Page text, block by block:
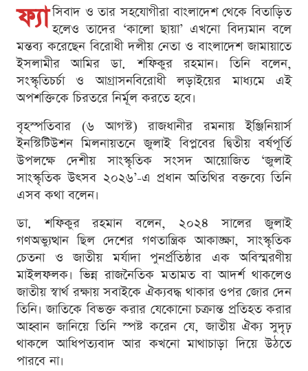
ফ্যা সিবাদ ও তার সহযোগীরা বাংলাদেশ থেকে বিতাড়িত
হলেও তাদের ‘কালো ছায়া’ এখনো বিদ্যমান বলে
মন্তব্য করেছেন বিরোধী দলীয় নেতা ও বাংলাদেশ জামায়াতে
ইসলামীর আমির ডা. শফিকুর রহমান। তিনি বলেন,
সংস্কৃতিচর্চা ও আগ্রাসনবিরোধী লড়াইয়ের মাধ্যমে এই
অপশক্তিকে চিরতরে নির্মূল করতে হবে।
বৃহস্পতিবার (৬ আগস্ট) রাজধানীর রমনায় ইঞ্জিনিয়ার্স
ইনস্টিটিউশন মিলনায়তনে জুলাই বিপ্লবের দ্বিতীয় বর্ষপূর্তি
উপলক্ষে দেশীয় সাংস্কৃতিক সংসদ আয়োজিত ‘জুলাই
সাংস্কৃতিক উৎসব ২০২৬’-এ প্রধান অতিথির বক্তব্যে তিনি
এসব কথা বলেন।
ডা. শফিকুর রহমান বলেন, ২০২৪ সালের জুলাই
গণঅভ্যুত্থান ছিল দেশের গণতান্ত্রিক আকাঙ্ক্ষা, সাংস্কৃতিক
চেতনা ও জাতীয় মর্যাদা পুনর্প্রতিষ্ঠার এক অবিস্মরণীয়
মাইলফলক। ভিন্ন রাজনৈতিক মতামত বা আদর্শ থাকলেও
জাতীয় স্বার্থ রক্ষায় সবাইকে ঐক্যবদ্ধ থাকার ওপর জোর দেন
তিনি। জাতিকে বিভক্ত করার যেকোনো চক্রান্ত প্রতিহত করার
আহ্বান জানিয়ে তিনি স্পষ্ট করেন যে, জাতীয় ঐক্য সুদৃঢ়
থাকলে আধিপত্যবাদ আর কখনো মাথাচাড়া দিয়ে উঠতে
পারবে না।